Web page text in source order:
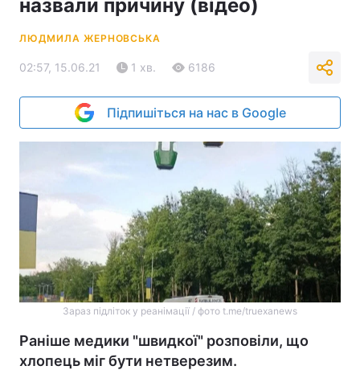
назвали причину (відео)
ЛЮДМИЛА ЖЕРНОВСЬКА
02:57, 15.06.21 1 хв. 6186
Підпишіться на нас в Google
Зараз підліток у реанімації / фото t.me/truexanews
Раніше медики "швидкої" розповіли, що
хлопець міг бути нетверезим.